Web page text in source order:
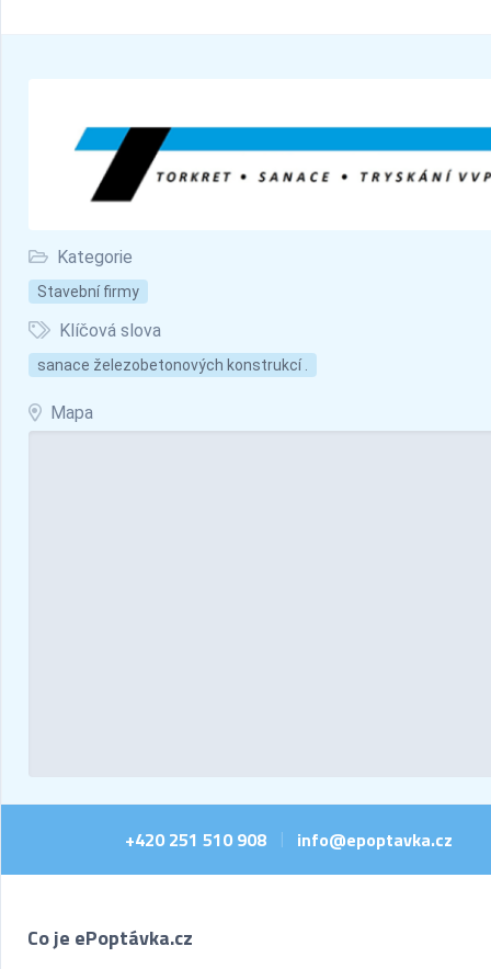
Kategorie
Stavební firmy
Klíčová slova
sanace železobetonových konstrukcí .
Mapa
+420 251 510 908 | info@epoptavka.cz
Co je ePoptávka.cz